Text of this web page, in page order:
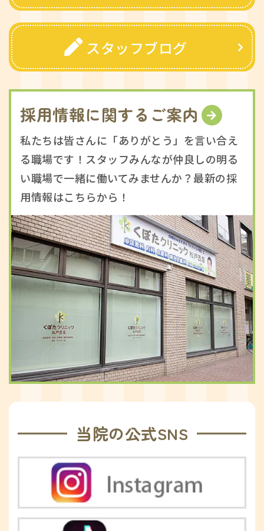
スタッフブログ
採用情報に関するご案内
私たちは皆さんに「ありがとう」を言い合え
る職場です！スタッフみんなが仲良しの明る
い職場で一緒に働いてみませんか？最新の採
用情報はこちらから！
当院の公式SNS